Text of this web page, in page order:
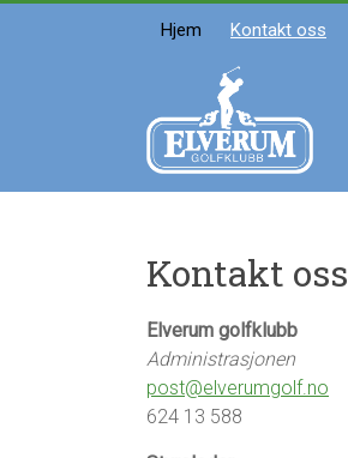
Hjem Kontakt oss
Elverum
golfklubb
Velkommen
Kontakt oss
Elverum golfklubb
Administrasjonen
post@elverumgolf.no
624 13 588